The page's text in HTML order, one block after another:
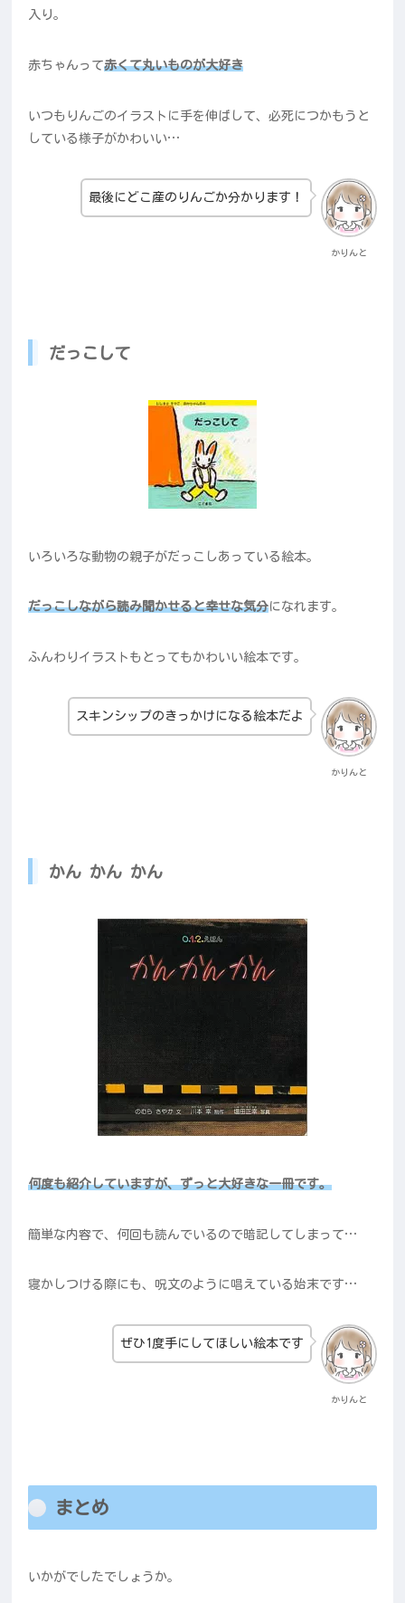
入り。
赤ちゃんって赤くて丸いものが大好き
いつもりんごのイラストに手を伸ばして、必死につかもうと
している様子がかわいい…
かりんと
最後にどこ産のりんごか分かります！
だっこして
いろいろな動物の親子がだっこしあっている絵本。
だっこしながら読み聞かせると幸せな気分になれます。
ふんわりイラストもとってもかわいい絵本です。
かりんと
スキンシップのきっかけになる絵本だよ
かん かん かん
何度も紹介していますが、ずっと大好きな一冊です。
簡単な内容で、何回も読んでいるので暗記してしまって…
寝かしつける際にも、呪文のように唱えている始末です…
かりんと
ぜひ1度手にしてほしい絵本です
まとめ
いかがでしたでしょうか。